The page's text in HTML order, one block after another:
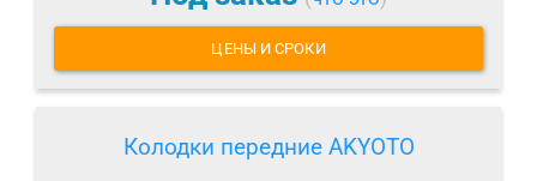
ЦЕНЫ И СРОКИ
Колодки передние AKYOTO